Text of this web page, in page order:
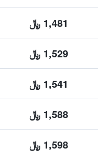
1,481 ﷼
1,529 ﷼
1,541 ﷼
1,588 ﷼
1,598 ﷼